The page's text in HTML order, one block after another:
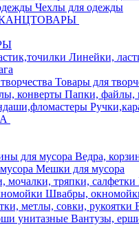
Чехлы для одежды
Линейки,
Товары для
Папки, файлы,
Ведра,
Мешки для мусора
Швабры,
Вантузы,